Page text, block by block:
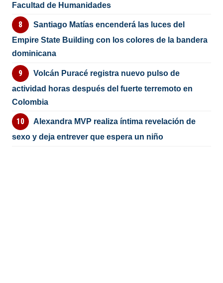
Facultad de Humanidades
Santiago Matías encenderá las luces del
Empire State Building con los colores de la bandera
dominicana
Volcán Puracé registra nuevo pulso de
actividad horas después del fuerte terremoto en
Colombia
Alexandra MVP realiza íntima revelación de
sexo y deja entrever que espera un niño